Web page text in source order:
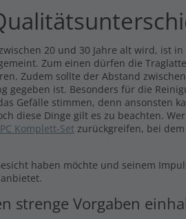
20 und 30 Jahre alt wird, ist
Zum einen dürfen die
Zudem sollte der Abstand
ist. Besonders für die
Gefälle stimmen, denn ansonsten
diese Dinge gilt es zu beachten.
Komplett-Setzurückgreifen, bei dem
haben möchte und seinem
strenge Vorgaben